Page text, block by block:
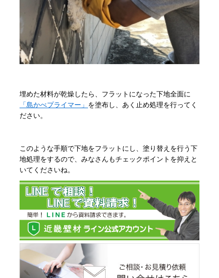
埋めた材料が乾燥したら、フラットになった下地全面に
「島かべプライマー」 を塗布し、あく止め処理を行ってく
ださい。
このような手順で下地をフラットにし、塗り替えを行う下
地処理をするので、みなさんもチェックポイントを抑えと
いてくださいね。